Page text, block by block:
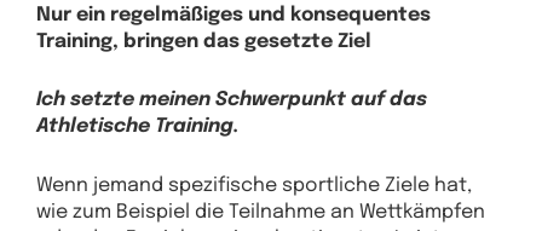
Nur ein regelmäßiges und konsequentes
Training, bringen das gesetzte Ziel
Ich setzte meinen Schwerpunkt auf das
Athletische Training.
Wenn jemand spezifische sportliche Ziele hat,
wie zum Beispiel die Teilnahme an Wettkämpfen